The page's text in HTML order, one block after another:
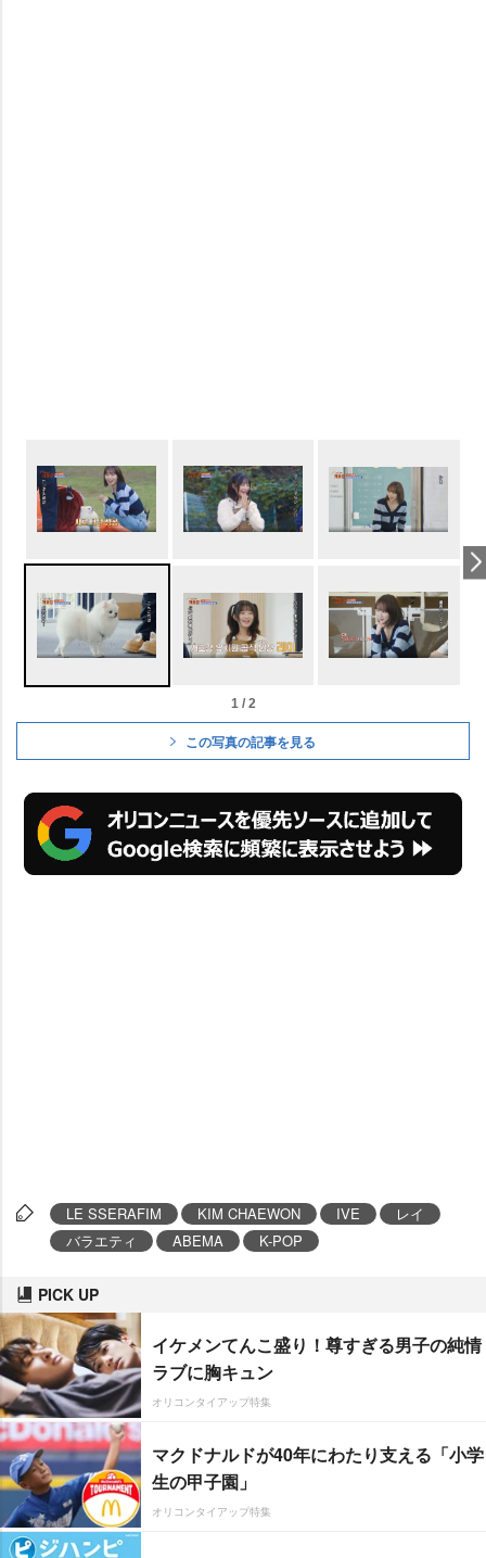
1 / 2
この写真の記事を見る
LE SSERAFIM KIM CHAEWON IVE
レイ
バラエティ
ABEMA K-POP
PICK UP
イケメンてんこ盛り！尊すぎる男子の純情
ラブに胸キュン
オリコンタイアップ特集
マクドナルドが40年にわたり支える「小学
生の甲子園」
オリコンタイアップ特集